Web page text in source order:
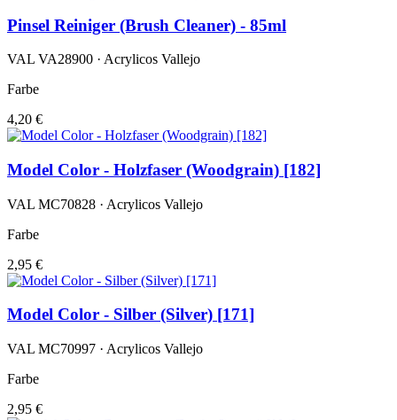
Pinsel Reiniger (Brush Cleaner) - 85ml
VAL VA28900 · Acrylicos Vallejo
Farbe
4,20 €
Model Color - Holzfaser (Woodgrain) [182]
VAL MC70828 · Acrylicos Vallejo
Farbe
2,95 €
Model Color - Silber (Silver) [171]
VAL MC70997 · Acrylicos Vallejo
Farbe
2,95 €